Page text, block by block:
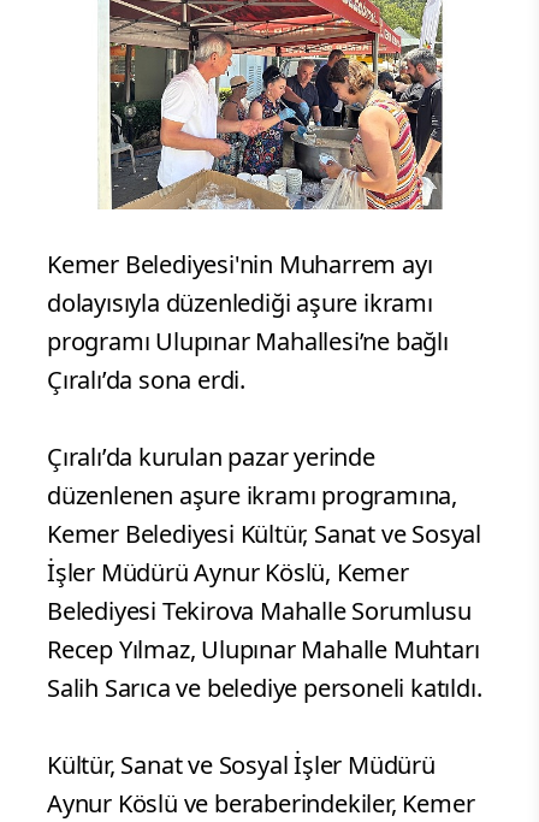
Kemer Belediyesi'nin Muharrem ayı
dolayısıyla düzenlediği aşure ikramı
programı Ulupınar Mahallesi’ne bağlı
Çıralı’da sona erdi.
Çıralı’da kurulan pazar yerinde
düzenlenen aşure ikramı programına,
Kemer Belediyesi Kültür, Sanat ve Sosyal
İşler Müdürü Aynur Köslü, Kemer
Belediyesi Tekirova Mahalle Sorumlusu
Recep Yılmaz, Ulupınar Mahalle Muhtarı
Salih Sarıca ve belediye personeli katıldı.
Kültür, Sanat ve Sosyal İşler Müdürü
Aynur Köslü ve beraberindekiler, Kemer